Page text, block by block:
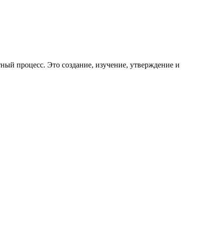
процесс. Это создание, изучение, утверждение и